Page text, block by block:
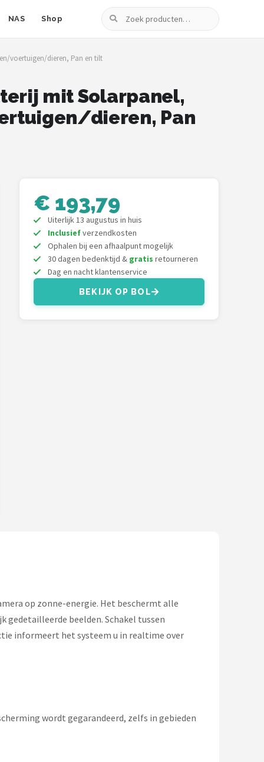
NAS Shop Zoeken
voertuigen/dieren, Pan en tilt
mit Solarpanel,
dieren, Pan
€ 193,79
Uiterlijk 13 augustus in huis
Inclusiefverzendkosten
Ophalen bij een afhaalpunt mogelijk
30 dagen bedenktijd & gratis retourneren
Dag en nacht klantenservice
BEKIJK OP BOL
op zonne-energie. Het beschermt alle
beelden. Schakel tussen
informeert het systeem u in realtime over
wordt gegarandeerd, zelfs in gebieden